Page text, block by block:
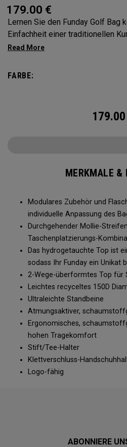
179.00 €
Lernen Sie den Funday Golf Bag
Einfachheit einer traditionellen
legendären OGIO-Organisation
ist leicht, vielseitig und ideal für
Dieses innovative Design
Tauchverfahren während der
seinem wassergetauchten Top,
perfekt dafür gemacht, den
gleichzeitig maximale
FARBE:
179.00
MERKMALE &
Modulares Zubehör und
individuelle Anpassung des
Durchgehender Mollie-
Taschenplatzierungs-
Das hydrogetauchte Top ist
sodass Ihr Funday ein Unikat
2-Wege-überformtes Top für
Leichtes recyceltes 150D
Ultraleichte Standbeine
Atmungsaktiver,
Ergonomisches,
hohen Tragekomfort
Stift/Tee-Halter
Klettverschluss-
Logo-fähig
ABONNIERE